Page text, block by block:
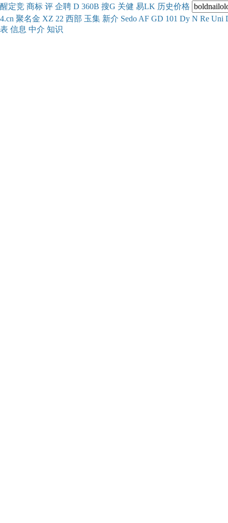
醒定竞 商标 评 企聘 D 360B 搜G 关健 易LK 历史价格
4.cn 聚名金 XZ 22 西部 玉集 新介 Sedo AF GD 101 Dy N Re Uni
表 信息 中介 知识